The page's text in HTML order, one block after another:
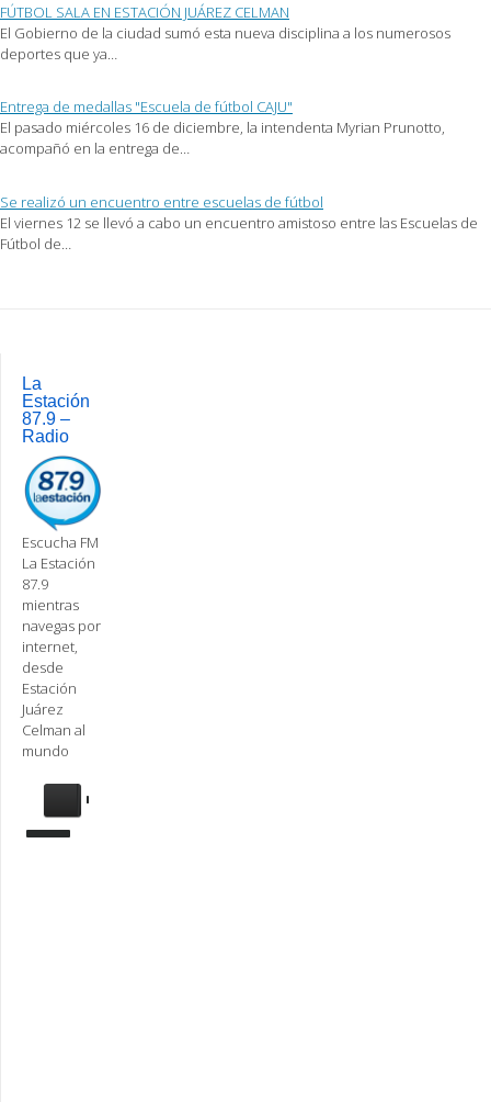
FÚTBOL SALA EN ESTACIÓN JUÁREZ CELMAN
El Gobierno de la ciudad sumó esta nueva disciplina a los numerosos
deportes que ya…
Entrega de medallas "Escuela de fútbol CAJU"
El pasado miércoles 16 de diciembre, la intendenta Myrian Prunotto,
acompañó en la entrega de…
Se realizó un encuentro entre escuelas de fútbol
El viernes 12 se llevó a cabo un encuentro amistoso entre las Escuelas de
Fútbol de…
navigation
La
Estación
87.9 –
Radio
Escucha FM
La Estación
87.9
mientras
navegas por
internet,
desde
Estación
Juárez
Celman al
mundo